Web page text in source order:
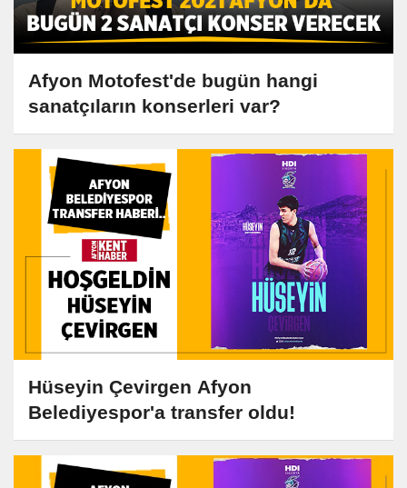
Afyon Motofest'de bugün hangi
sanatçıların konserleri var?
Hüseyin Çevirgen Afyon
Belediyespor'a transfer oldu!